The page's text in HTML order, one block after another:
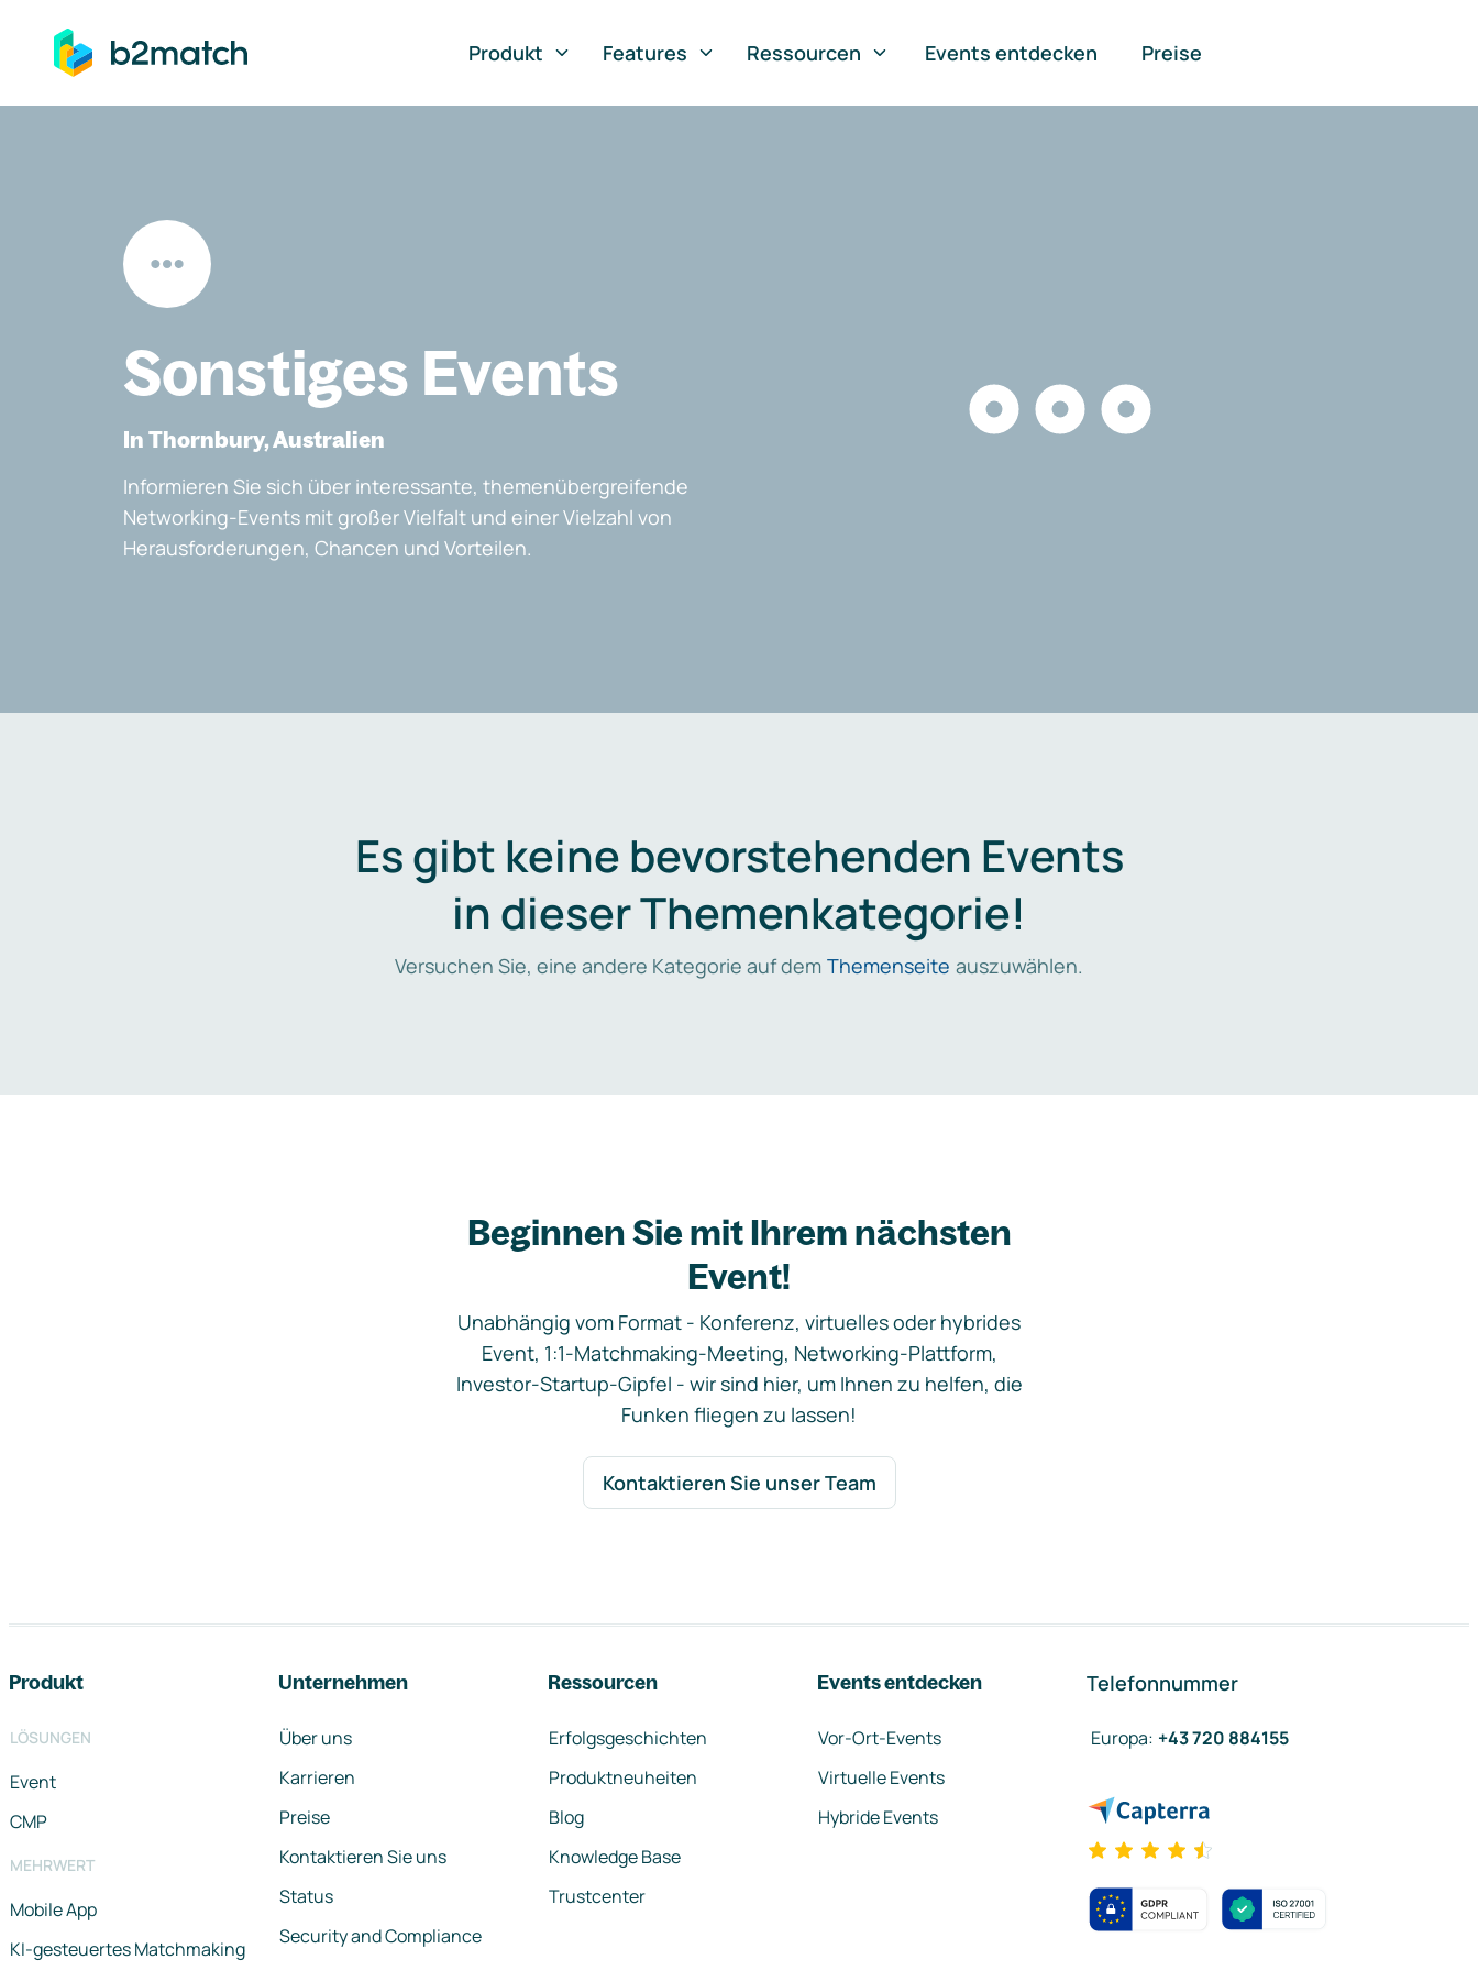
springen
Produkt
Features Ressourcen Events entdecken Preise
Sonstiges Events
In Thornbury, Australien
Informieren Sie sich über interessante, themenübergreifende
Networking-Events mit großer Vielfalt und einer Vielzahl von
Herausforderungen, Chancen und Vorteilen.
Es gibt keine bevorstehenden Events
in dieser Themenkategorie!
Versuchen Sie, eine andere Kategorie auf dem Themenseite auszuwählen.
Beginnen Sie mit Ihrem nächsten
Event!
Unabhängig vom Format - Konferenz, virtuelles oder hybrides
Event, 1:1-Matchmaking-Meeting, Networking-Plattform,
Investor-Startup-Gipfel - wir sind hier, um Ihnen zu helfen, die
Funken fliegen zu lassen!
Kontaktieren Sie unser Team
Produkt
LÖSUNGEN
Event
CMP
MEHRWERT
Mobile App
KI-gesteuertes Matchmaking
Unternehmen
Über uns
Karrieren
Preise
Kontaktieren Sie uns
Status
Security and Compliance
Ressourcen
Erfolgsgeschichten
Produktneuheiten
Blog
Knowledge Base
Trustcenter
Events entdecken
Vor-Ort-Events
Virtuelle Events
Hybride Events
Telefonnummer
Europa: +43 720 884155